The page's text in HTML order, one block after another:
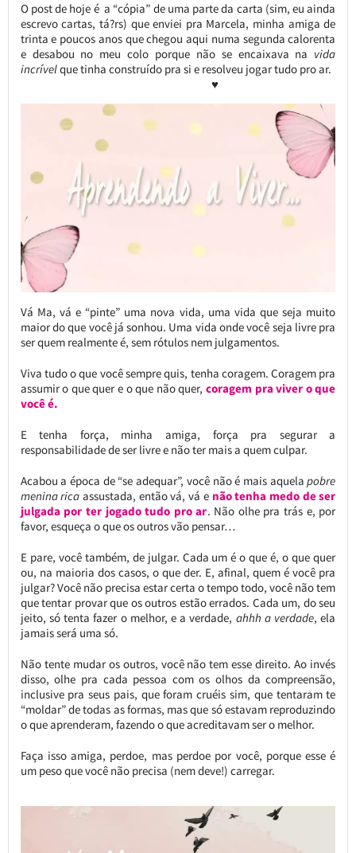
O post de hoje é a “cópia” de uma parte da carta (sim, eu ainda
escrevo cartas, tá?rs) que enviei pra Marcela, minha amiga de
trinta e poucos anos que chegou aqui numa segunda calorenta
e desabou no meu colo porque não se encaixava na vida
incrívelque tinha construído pra si e resolveu jogar tudo pro ar.
♥
Vá Ma, vá e “pinte” uma nova vida, uma vida que seja muito
maior do que você já sonhou. Uma vida onde você seja livre pra
ser quem realmente é, sem rótulos nem julgamentos.
Viva tudo o que você sempre quis, tenha coragem. Coragem pra
assumir o que quer e o que não quer, coragem pra viver o que
você é.
E tenha força, minha amiga, força pra segurar a
responsabilidade de ser livre e não ter mais a quem culpar.
Acabou a época de “se adequar”, você não é mais aquelapobre
menina rica assustada, então vá, vá e não tenha medo de ser
julgada por ter jogado tudo pro ar. Não olhe pra trás e, por
favor, esqueça o que os outros vão pensar…
E pare, você também, de julgar. Cada um é o que é, o que quer
ou, na maioria dos casos, o que der. E, afinal, quem é você pra
julgar? Você não precisa estar certa o tempo todo, você não tem
que tentar provar que os outros estão errados. Cada um, do seu
jeito, só tenta fazer o melhor, e a verdade, ahhh a verdade, ela
jamais será uma só.
Não tente mudar os outros, você não tem esse direito. Ao invés
disso, olhe pra cada pessoa com os olhos da compreensão,
inclusive pra seus pais, que foram cruéis sim, que tentaram te
“moldar” de todas as formas, mas que só estavam reproduzindo
o que aprenderam, fazendo o que acreditavam ser o melhor.
Faça isso amiga, perdoe, mas perdoe por você, porque esse é
um peso que você não precisa (nem deve!) carregar.